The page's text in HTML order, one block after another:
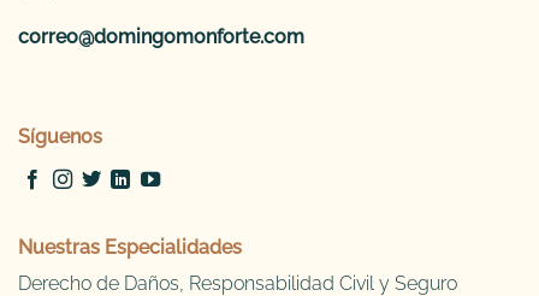
correo@domingomonforte.com
Síguenos
Nuestras Especialidades
Derecho de Daños, Responsabilidad Civil y Seguro